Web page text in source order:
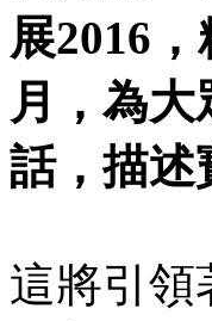
展2016
月，為
話，描述
這將引領